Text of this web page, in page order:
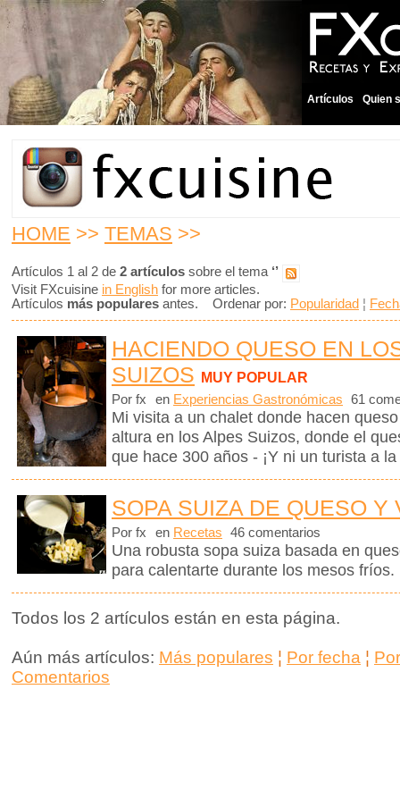
Artículos Quien
HOME >> TEMAS >>
Artículos 1 al 2 de 2 artículos sobre el tema ‘’
Visit FXcuisine in English for more articles.
Artículos más populares antes. Ordenar por: Popularidad ¦
HACIENDO QUESO EN
SUIZOS MUY POPULAR
Por fx en Experiencias Gastronómicas 61
Mi visita a un chalet donde hacen
altura en los Alpes Suizos, donde el
que hace 300 años - ¡Y ni un turista a
SOPA SUIZA DE QUESO Y
Por fx en Recetas 46 comentarios
Una robusta sopa suiza basada en
para calentarte durante los mesos fríos.
Todos los 2 artículos están en esta página.
Aún más artículos: Más populares ¦ Por fecha ¦
Comentarios